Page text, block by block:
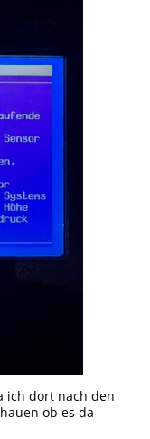
ich dort nach den
ob es da